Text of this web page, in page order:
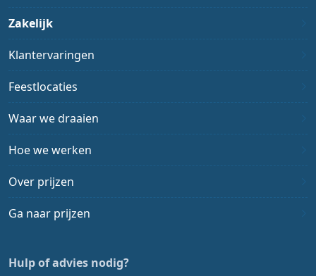
Zakelijk
Klantervaringen
Feestlocaties
Waar we draaien
Hoe we werken
Over prijzen
Ga naar prijzen
Hulp of advies nodig?